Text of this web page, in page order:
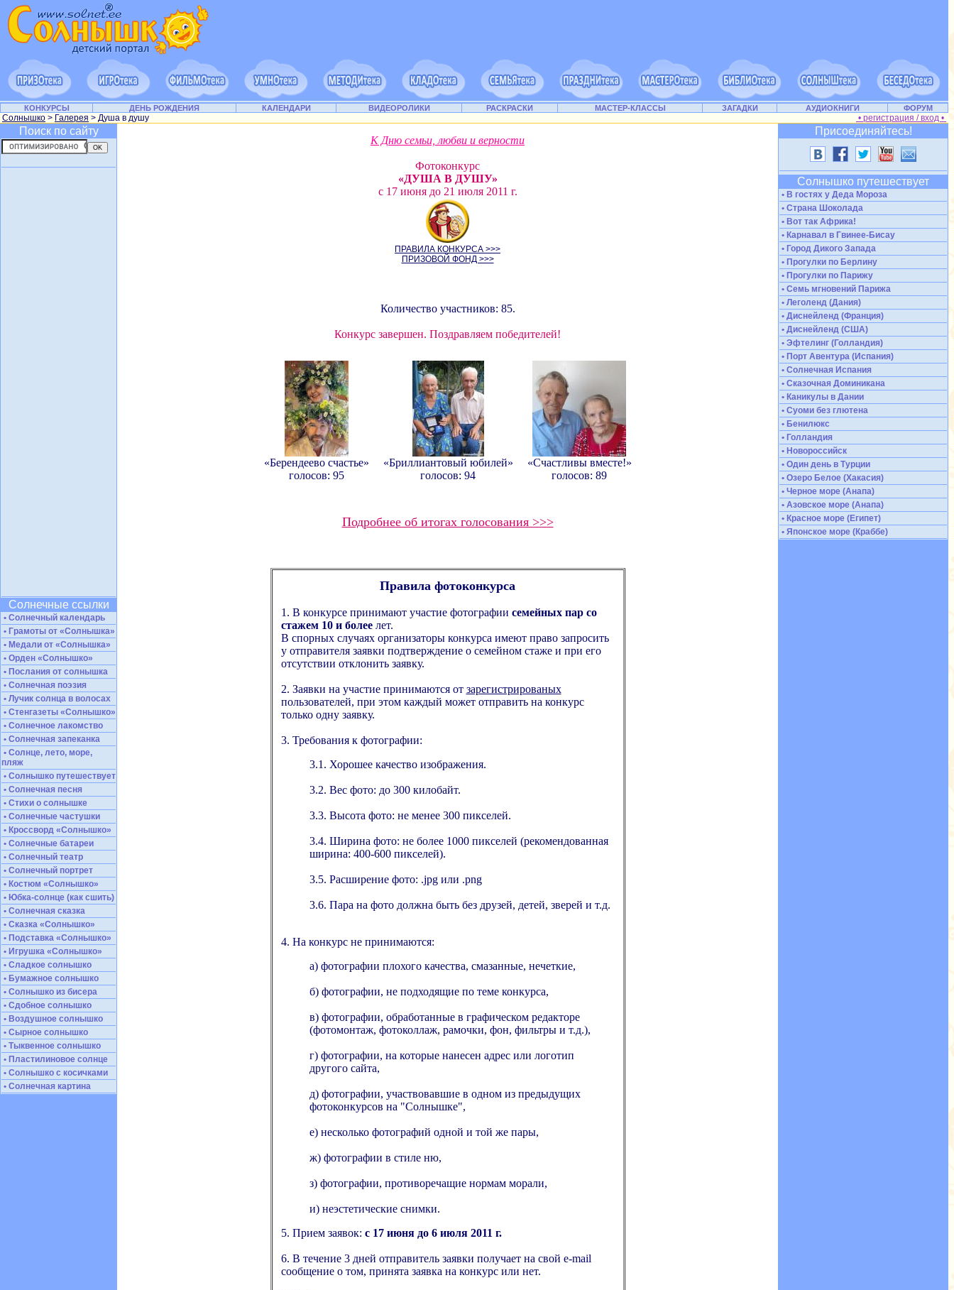
КОНКУРСЫ ДЕНЬ РОЖДЕНИЯ КАЛЕНДАРИ ВИДЕОРОЛИКИ РАСКРАСКИ МАСТЕР-КЛАССЫ ЗАГАДКИ АУДИОКНИГИ ФОРУМ
Солнышко > Галерея > Душа в душу • регистрация / вход •
Поиск по сайту
Солнечные ссылки
• Солнечный календарь
• Грамоты от «Солнышка»
• Медали от «Солнышка»
• Орден «Солнышко»
• Послания от солнышка
• Солнечная поэзия
• Лучик солнца в волосах
• Стенгазеты «Солнышко»
• Солнечное лакомство
• Солнечная запеканка
• Солнце, лето, море,
пляж
• Солнышко путешествует
• Солнечная песня
• Стихи о солнышке
• Солнечные частушки
• Кроссворд «Солнышко»
• Солнечные батареи
• Солнечный театр
• Солнечный портрет
• Костюм «Солнышко»
• Юбка-солнце (как сшить)
• Солнечная сказка
• Сказка «Солнышко»
• Подставка «Солнышко»
• Игрушка «Солнышко»
• Сладкое солнышко
• Бумажное солнышко
• Солнышко из бисера
• Сдобное солнышко
• Воздушное солнышко
• Сырное солнышко
• Тыквенное солнышко
• Пластилиновое солнце
• Солнышко с косичками
• Солнечная картина
К Дню семьи, любви и верности
Фотоконкурс
«ДУША В ДУШУ»
с 17 июня до 21 июля 2011 г.
ПРАВИЛА КОНКУРСА >>>
ПРИЗОВОЙ ФОНД >>>
Количество участников: 85.
Конкурс завершен. Поздравляем победителей!
«Берендеево счастье»
голосов: 95
«Бриллиантовый юбилей»
голосов: 94
«Счастливы вместе!»
голосов: 89
Подробнее об итогах голосования >>>
Правила фотоконкурса
1. В конкурсе принимают участие фотографии семейных пар со
стажем 10 и болеелет.
В спорных случаях организаторы конкурса имеют право запросить
у отправителя заявки подтверждение о семейном стаже и при его
отсутствии отклонить заявку.
2. Заявки на участие принимаются от зарегистрированых
пользователей, при этом каждый может отправить на конкурс
только одну заявку.
3. Требования к фотографии:
3.1. Хорошее качество изображения.
3.2. Вес фото: до 300 килобайт.
3.3. Высота фото: не менее 300 пикселей.
3.4. Ширина фото: не более 1000 пикселей (рекомендованная
ширина: 400-600 пикселей).
3.5. Расширение фото: .jpg или .png
3.6. Пара на фото должна быть без друзей, детей, зверей и т.д.
4. На конкурс не принимаются:
а) фотографии плохого качества, смазанные, нечеткие,
б) фотографии, не подходящие по теме конкурса,
в) фотографии, обработанные в графическом редакторе
(фотомонтаж, фотоколлаж, рамочки, фон, фильтры и т.д.),
г) фотографии, на которые нанесен адрес или логотип
другого сайта,
д) фотографии, участвовавшие в одном из предыдущих
фотоконкурсов на "Солнышке",
е) несколько фотографий одной и той же пары,
ж) фотографии в стиле ню,
з) фотографии, противоречащие нормам морали,
и) неэстетические снимки.
5. Прием заявок: с 17 июня до 6 июля 2011 г.
6. В течение 3 дней отправитель заявки получает на свой e-mail
сообщение о том, принята заявка на конкурс или нет.
Присоединяйтесь!
Солнышко путешествует
• В гостях у Деда Мороза
• Страна Шоколада
• Вот так Африка!
• Карнавал в Гвинее-Бисау
• Город Дикого Запада
• Прогулки по Берлину
• Прогулки по Парижу
• Семь мгновений Парижа
• Леголенд (Дания)
• Диснейленд (Франция)
• Диснейленд (США)
• Эфтелинг (Голландия)
• Порт Авентура (Испания)
• Солнечная Испания
• Сказочная Доминикана
• Каникулы в Дании
• Суоми без глютена
• Бенилюкс
• Голландия
• Новороссийск
• Один день в Турции
• Озеро Белое (Хакасия)
• Черное море (Анапа)
• Азовское море (Анапа)
• Красное море (Египет)
• Японское море (Краббе)